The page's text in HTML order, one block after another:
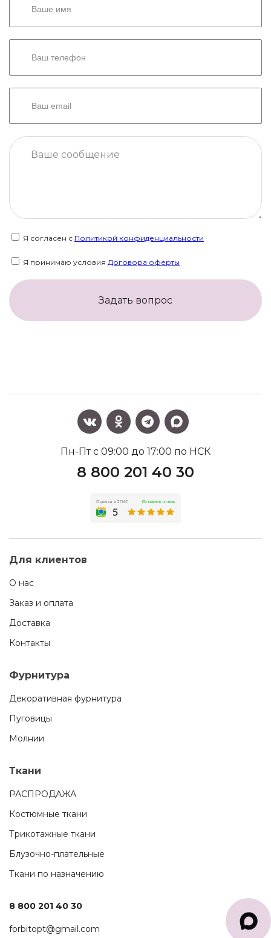
Я согласен с Политикой конфиденциальности
Я принимаю условия Договора оферты
Задать вопрос
Пн-Пт с 09:00 до 17:00 по НСК
8 800 201 40 30
Для клиентов
О нас
Заказ и оплата
Доставка
Контакты
Фурнитура
Декоративная фурнитура
Пуговицы
Молнии
Ткани
РАСПРОДАЖА
Костюмные ткани
Трикотажные ткани
Блузочно-плательные
Ткани по назначению
8 800 201 40 30
forbitopt@gmail.com